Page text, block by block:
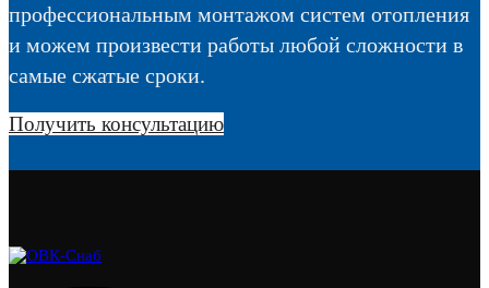
профессиональным монтажом систем отопления
и можем произвести работы любой сложности в
самые сжатые сроки.
Получить консультацию